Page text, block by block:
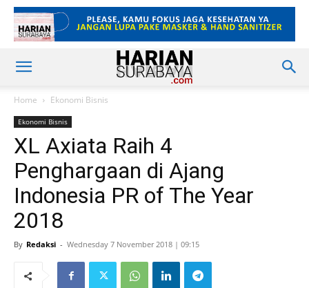
Home Ekonomi Bisnis
Ekonomi Bisnis
XL Axiata Raih 4
Penghargaan di Ajang
Indonesia PR of The Year
2018
By Redaksi - Wednesday 7 November 2018 | 09:15